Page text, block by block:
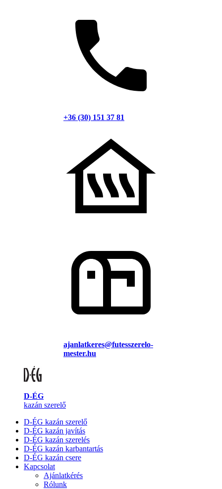
+36 (30) 151 37 81
ajanlatkeres@futesszerelo-
mester.hu
D-ÉG
kazán szerelő
D-ÉG kazán szerelő
D-ÉG kazán javítás
D-ÉG kazán szerelés
D-ÉG kazán karbantartás
D-ÉG kazán csere
Kapcsolat
Ajánlatkérés
Rólunk